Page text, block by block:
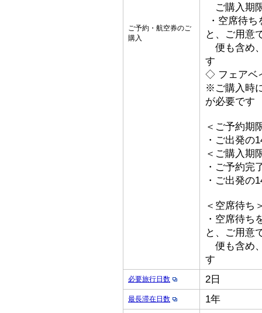
ご予約・航空券のご
購入
ご購入期
・空席待
と、ご用意
便も含め
す
◇ フェアベ
※ご購入時
が必要です
＜ご予約期
・ご出発の
＜ご購入期
・ご予約完
・ご出発の
＜空席待ち
・空席待ち
と、ご用意
便も含め
す
必要旅行日数 2日
最長滞在日数 1年